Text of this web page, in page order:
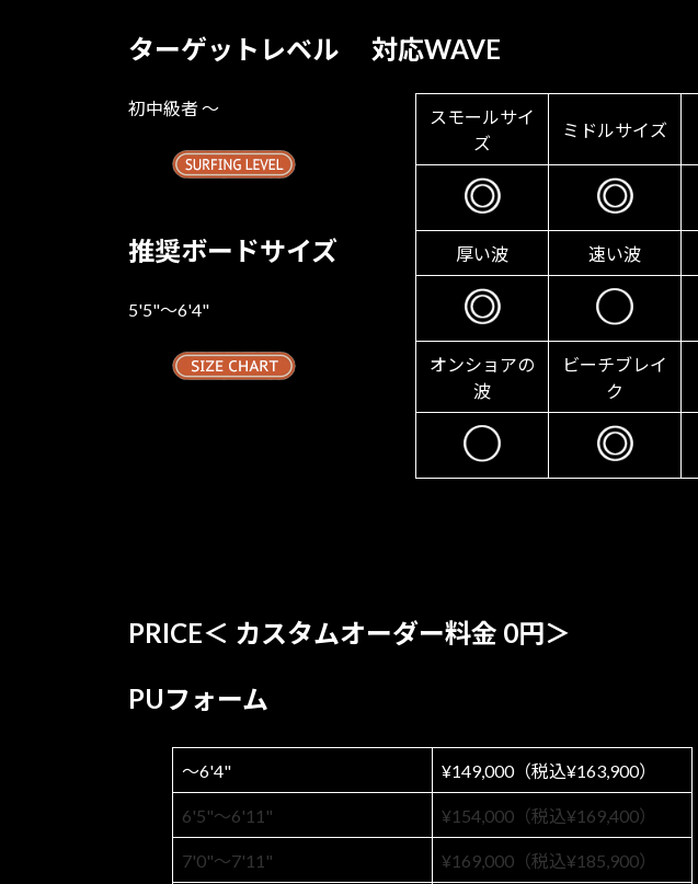
ターゲットレベル
初中級者 〜
推奨ボードサイズ
5'5"〜6'4"
対応WAVE
スモールサイ
ズ
ミドルサイズ
厚い波 速い波
オンショアの
波
ビーチブレイ
ク
PRICE＜ カスタムオーダー料金 0円＞
PUフォーム
〜6'4" ¥149,000（税込¥163,900）
6'5"〜6'11" ¥154,000（税込¥169,400）
7'0"〜7'11" ¥169,000（税込¥185,900）